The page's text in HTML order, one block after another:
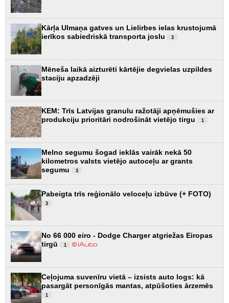
Kārļa Ulmaņa gatves un Lielirbes ielas krustojumā
ierīkos sabiedriskā transporta joslu
3
Mēneša laikā aizturēti kārtējie degvielas uzpildes
staciju apzadzēji
KEM: Trīs Latvijas granulu ražotāji apņēmušies ar
produkciju prioritāri nodrošināt vietējo tirgu
1
Melno segumu šogad ieklās vairāk nekā 50
kilometros valsts vietējo autoceļu ar grants
segumu
3
Pabeigta trīs reģionālo veloceļu izbūve (+ FOTO)
3
No 66 000 eiro - Dodge Charger atgriežas Eiropas
tirgū
1
Ceļojuma suvenīru vietā – izsists auto logs: kā
pasargāt personīgās mantas, atpūšoties ārzemēs
1